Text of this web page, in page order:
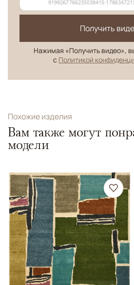
Получить
Нажимая «Получить видео»,
с Политикой
Похожие изделия
Вам также могут
модели